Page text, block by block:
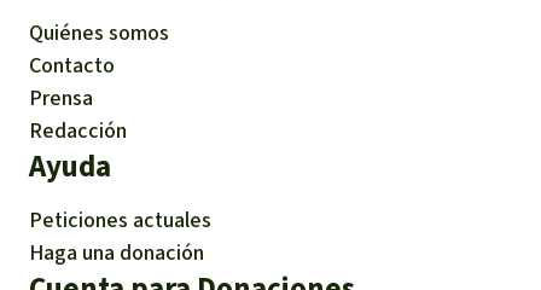
Quiénes somos
Contacto
Prensa
Redacción
Ayuda
Peticiones actuales
Haga una donación